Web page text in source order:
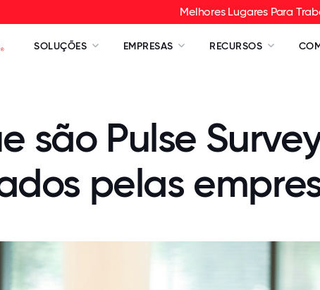
Melhores Lugares Para
SOLUÇÕES EMPRESAS RECURSOS
são Pulse
pelas